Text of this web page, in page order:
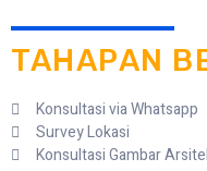
TAHAPAN
Konsultasi via Whatsapp
Survey Lokasi
Konsultasi Gambar